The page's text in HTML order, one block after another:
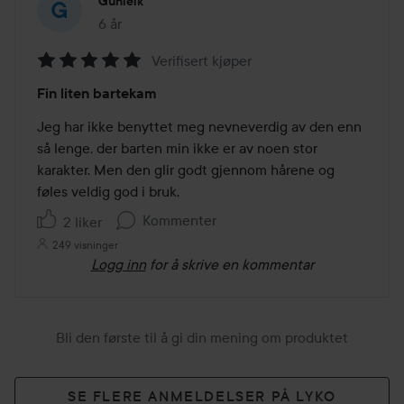
6 år
Innlegget ble opprettet 6 år
5
av
5
Verifisert kjøper
Fin liten bartekam
Jeg har ikke benyttet meg nevneverdig av den enn
så lenge, der barten min ikke er av noen stor
karakter. Men den glir godt gjennom hårene og
føles veldig god i bruk.
2 liker
Kommenter
249 visninger
Logg inn for å skrive en kommentar
Bli den første til å gi din mening om produktet
SE FLERE ANMELDELSER PÅ LYKO